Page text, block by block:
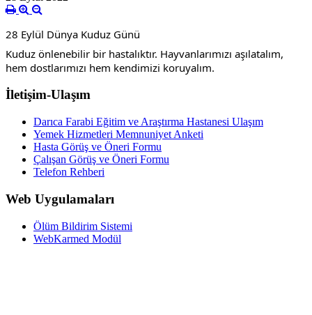
28 Eylül Dünya Kuduz Günü
Kuduz önlenebilir bir hastalıktır. Hayvanlarımızı aşılatalım,
hem dostlarımızı hem kendimizi koruyalım.
İletişim-Ulaşım
Darıca Farabi Eğitim ve Araştırma Hastanesi Ulaşım
Yemek Hizmetleri Memnuniyet Anketi
Hasta Görüş ve Öneri Formu
Çalışan Görüş ve Öneri Formu
Telefon Rehberi
Web Uygulamaları
Ölüm Bildirim Sistemi
WebKarmed Modül